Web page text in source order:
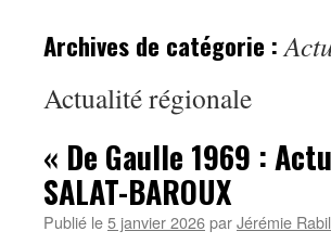
Archives de catégorie :
Actualité régionale
« De Gaulle 1969 :
SALAT-BAROUX
Publié le5 janvier 2026parJérémie